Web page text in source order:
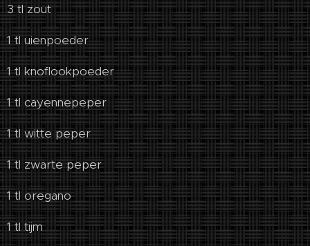
3 tl zout
1 tl uienpoeder
1 tl knoflookpoeder
1 tl cayennepeper
1 tl witte peper
1 tl zwarte peper
1 tl oregano
1 tl tijm